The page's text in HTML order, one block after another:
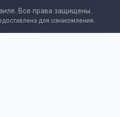
Все права защищены.
для ознакомления.